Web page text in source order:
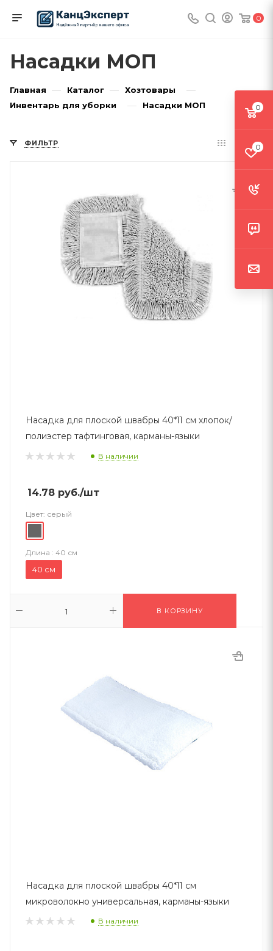
0
Насадки МОП
Главная — Каталог — Хозтовары —
Инвентарь для уборки — Насадки МОП
ФИЛЬТР
Насадка для плоской швабры 40*11 см хлопок/
полиэстер тафтинговая, карманы-языки
В наличии
14.78 руб./шт
Цвет: серый
Длина : 40 см
40 см
В КОРЗИНУ
Насадка для плоской швабры 40*11 см
микроволокно универсальная, карманы-языки
В наличии
0
0